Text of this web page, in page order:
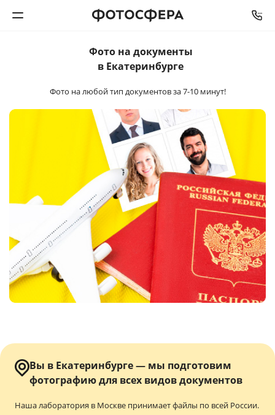
Фотокниги
Фотоподарки
Багетная мастерская
Полиграфия
Услуги и сервис
Фото на документы
в Екатеринбурге
Фото на любой тип документовза 7-10 минут!
Вы в Екатеринбурге — мы подготовим
фотографиюдля всех видов документов
Наша лаборатория в Москве принимает файлы по всей России.